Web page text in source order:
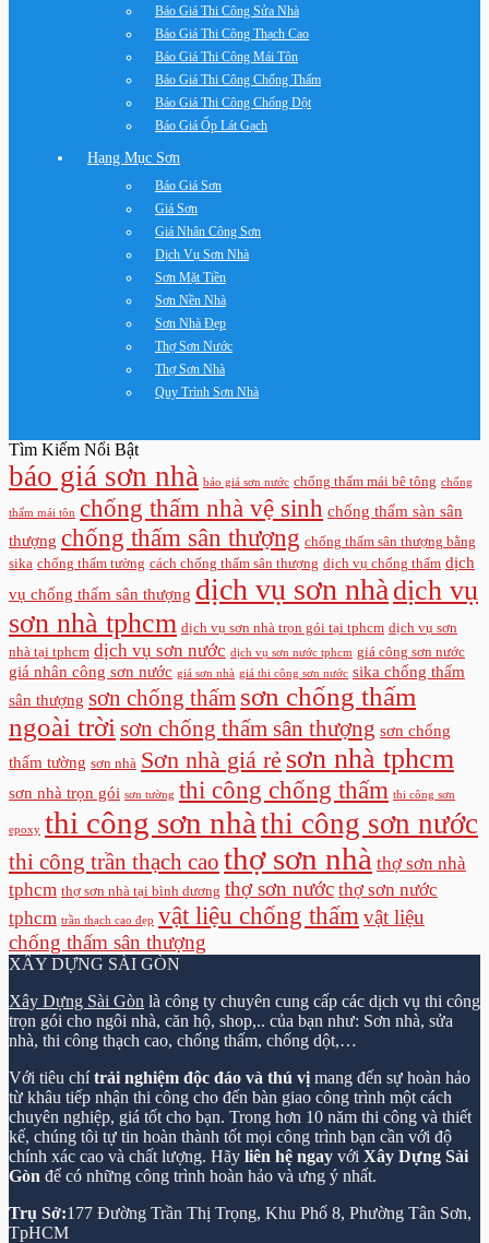
Báo Giá Thi Công Sửa Nhà
Báo Giá Thi Công Thạch Cao
Báo Giá Thi Công Mái Tôn
Báo Giá Thi Công Chống Thấm
Báo Giá Thi Công Chống Dột
Báo Giá Ốp Lát Gạch
Hạng Mục Sơn
Báo Giá Sơn
Giá Sơn
Giá Nhân Công Sơn
Dịch Vụ Sơn Nhà
Sơn Mặt Tiền
Sơn Nền Nhà
Sơn Nhà Đẹp
Thợ Sơn Nước
Thợ Sơn Nhà
Quy Trình Sơn Nhà
Tìm Kiếm Nổi Bật
báo giá sơn nhà báo giá sơn nước chống thấm mái bê tông chống
thấm mái tôn chống thấm nhà vệ sinh chống thấm sàn sân
thượng chống thấm sân thượng chống thấm sân thượng bằng
sika chống thấm tường cách chống thấm sân thượng dịch vụ chống thấm dịch
vụ chống thấm sân thượng dịch vụ sơn nhà dịch vụ
sơn nhà tphcm dịch vụ sơn nhà trọn gói tại tphcm dịch vụ sơn
nhà tại tphcm dịch vụ sơn nước dịch vụ sơn nước tphcm giá công sơn nước
giá nhân công sơn nước giá sơn nhà giá thi công sơn nước sika chống thấm
sân thượng sơn chống thấm sơn chống thấm
ngoài trời sơn chống thấm sân thượng sơn chống
thấm tường sơn nhà Sơn nhà giá rẻ sơn nhà tphcm
sơn nhà trọn gói sơn tường thi công chống thấm thi công sơn
epoxy thi công sơn nhà thi công sơn nước
thi công trần thạch cao thợ sơn nhà thợ sơn nhà
tphcm thợ sơn nhà tại bình dương thợ sơn nước thợ sơn nước
tphcm trần thạch cao đẹp vật liệu chống thấm vật liệu
chống thấm sân thượng
XÂY DỰNG SÀI GÒN
Xây Dựng Sài Gòn là công ty chuyên cung cấp các dịch vụ thi công
trọn gói cho ngôi nhà, căn hộ, shop,.. của bạn như: Sơn nhà, sửa
nhà, thi công thạch cao, chống thấm, chống dột,…
Với tiêu chítrải nghiệm độc đáo và thú vị mang đến sự hoàn hảo
từ khâu tiếp nhận thi công cho đến bàn giao công trình một cách
chuyên nghiệp, giá tốt cho bạn. Trong hơn 10 năm thi công và thiết
kế, chúng tôi tự tin hoàn thành tốt mọi công trình bạn cần với độ
chính xác cao và chất lượng. Hãy liên hệ ngay với Xây Dựng Sài
Gòn để có những công trình hoàn hảo và ưng ý nhất.
Trụ Sở:177 Đường Trần Thị Trọng, Khu Phố 8, Phường Tân Sơn,
TpHCM